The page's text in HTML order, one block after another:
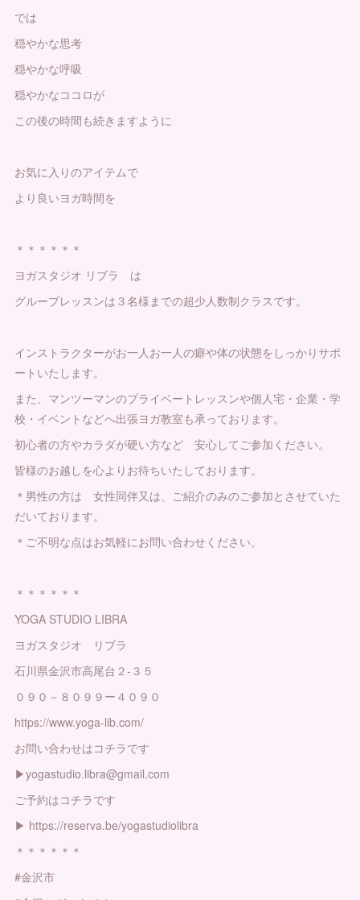
では
穏やかな思考
穏やかな呼吸
穏やかなココロが
この後の時間も続きますように
お気に入りのアイテムで
より良いヨガ時間を
＊＊＊＊＊＊
ヨガスタジオ リブラ は
グループレッスンは３名様までの超少人数制クラスです。
インストラクターがお一人お一人の癖や体の状態をしっかりサポ
ートいたします。
また、マンツーマンのプライベートレッスンや個人宅・企業・学
校・イベントなどへ出張ヨガ教室も承っております。
初心者の方やカラダが硬い方など 安心してご参加ください。
皆様のお越しを心よりお待ちいたしております。
＊男性の方は 女性同伴又は、ご紹介のみのご参加とさせていた
だいております。
＊ご不明な点はお気軽にお問い合わせください。
＊＊＊＊＊＊
YOGA STUDIO LIBRA
ヨガスタジオ リブラ
石川県金沢市高尾台２-３５
０９０－８０９９ー４０９０
https://www.yoga-lib.com/
お問い合わせはコチラです
▶︎yogastudio.libra@gmail.com
ご予約はコチラです
▶︎ https://reserva.be/yogastudiolibra
＊＊＊＊＊＊
#金沢市